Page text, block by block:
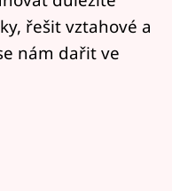
řešit vztahové a
nám dařit ve